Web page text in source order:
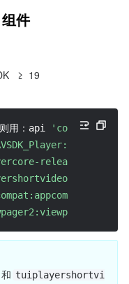
件
≥  19
用：api
release_x.x.x'
和 tuiplayershortvi